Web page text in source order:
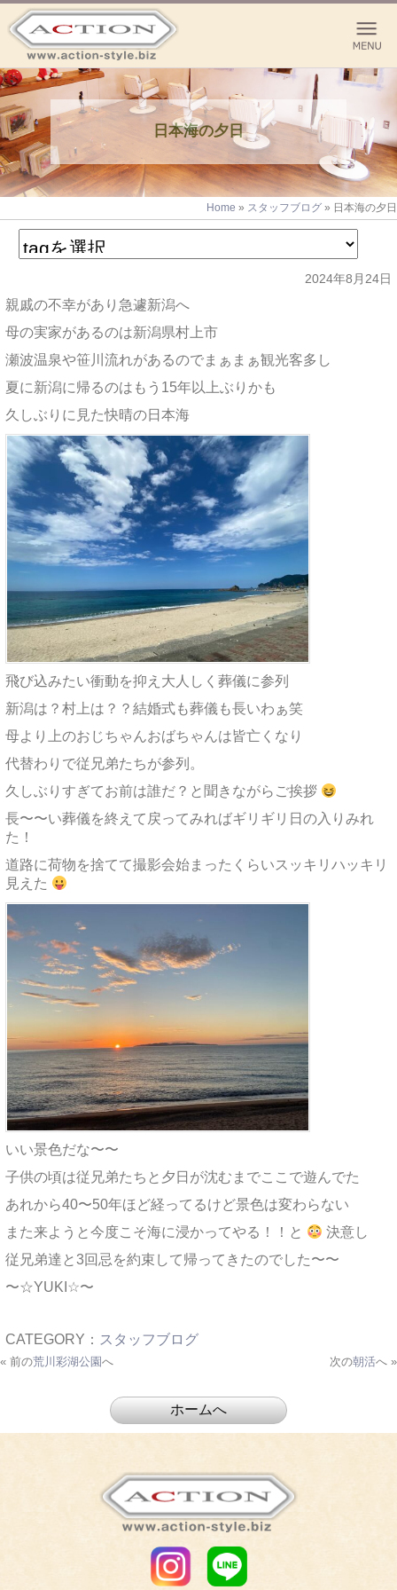
日本海の夕日
Home » スタッフブログ » 日本海の夕日
2024年8月24日
親戚の不幸があり急遽新潟へ
母の実家があるのは新潟県村上市
瀬波温泉や笹川流れがあるのでまぁまぁ観光客多し
夏に新潟に帰るのはもう15年以上ぶりかも
久しぶりに見た快晴の日本海
飛び込みたい衝動を抑え大人しく葬儀に参列
新潟は？村上は？？結婚式も葬儀も長いわぁ笑
母より上のおじちゃんおばちゃんは皆亡くなり
代替わりで従兄弟たちが参列。
久しぶりすぎてお前は誰だ？と聞きながらご挨拶
長〜〜い葬儀を終えて戻ってみればギリギリ日の入りみれ
た！
道路に荷物を捨てて撮影会始まったくらいスッキリハッキリ
見えた
いい景色だな〜〜
子供の頃は従兄弟たちと夕日が沈むまでここで遊んでた
あれから40〜50年ほど経ってるけど景色は変わらない
また来ようと今度こそ海に浸かってやる！！と
決意し
従兄弟達と3回忌を約束して帰ってきたのでした〜〜
〜☆YUKI☆〜
CATEGORY： スタッフブログ
« 前の荒川彩湖公園へ 次の朝活へ »